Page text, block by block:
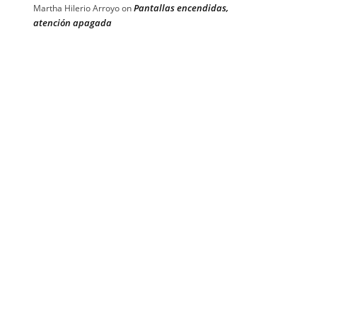
Martha Hilerio ArroyoonPantallas encendidas,
atención apagada